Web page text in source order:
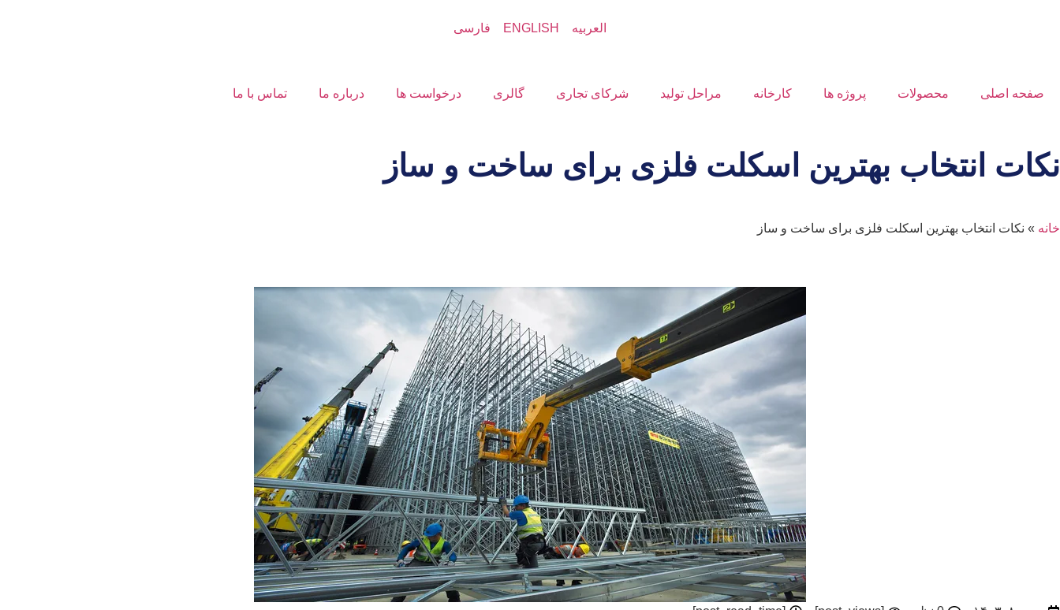
العربیه ENGLISH فارسی
صفحه اصلی محصولات پروژه ها کارخانه مراحل تولید شرکای تجاری گالری درخواست ها درباره ما تماس با ما
نکات انتخاب بهترین اسکلت فلزی برای ساخت و ساز
خانه » نکات انتخاب بهترین اسکلت فلزی برای ساخت و ساز